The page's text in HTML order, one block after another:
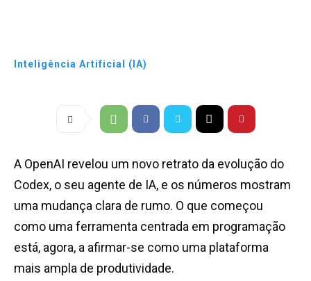
Inteligência Artificial (IA)
A OpenAI revelou um novo retrato da evolução do
Codex, o seu agente de IA, e os números mostram
uma mudança clara de rumo. O que começou
como uma ferramenta centrada em programação
está, agora, a afirmar-se como uma plataforma
mais ampla de produtividade.